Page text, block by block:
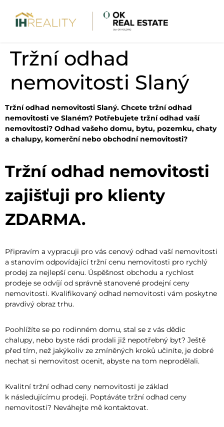
Tržní odhad
nemovitosti Slaný
Tržní odhad nemovitosti Slaný. Chcete tržní odhad
nemovitosti ve Slaném? Potřebujete tržní odhad vaší
nemovitosti? Odhad vašeho domu, bytu, pozemku, chaty
a chalupy, komerční nebo obchodní nemovitosti?
Tržní odhad nemovitosti
zajišťuji pro klienty
ZDARMA.
Připravím a vypracuji pro vás cenový odhad vaší nemovitosti
a stanovím odpovídající tržní cenu nemovitosti pro rychlý
prodej za nejlepší cenu. Úspěšnost obchodu a rychlost
prodeje se odvíjí od správně stanovené prodejní ceny
nemovitosti. Kvalifikovaný odhad nemovitosti vám poskytne
pravdivý obraz trhu.
Poohlížíte se po rodinném domu, stal se z vás dědic
chalupy, nebo byste rádi prodali již nepotřebný byt? Ještě
před tím, než jakýkoliv ze zmíněných kroků učiníte, je dobré
nechat si nemovitost ocenit, abyste na tom neprodělali.
Kvalitní tržní odhad ceny nemovitosti je základ
k následujícímu prodeji. Poptáváte tržní odhad ceny
nemovitosti? Neváhejte mě kontaktovat.